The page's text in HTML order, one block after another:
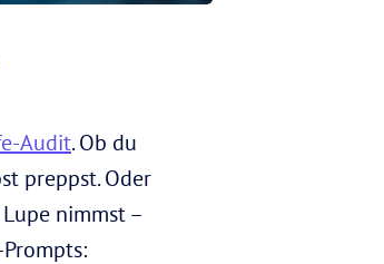
Audit. Ob du
preppst. Oder
nimmst –